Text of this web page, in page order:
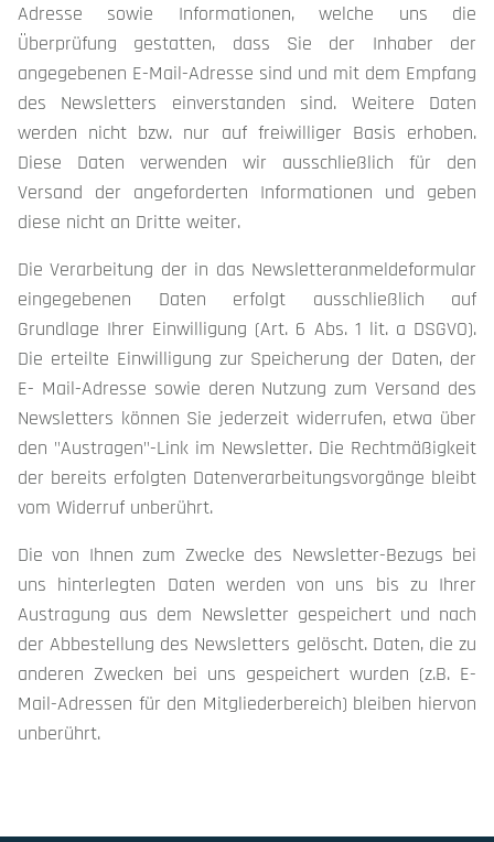
Adresse sowie Informationen, welche uns die
Überprüfung gestatten, dass Sie der Inhaber der
angegebenen E-Mail-Adresse sind und mit dem Empfang
des Newsletters einverstanden sind. Weitere Daten
werden nicht bzw. nur auf freiwilliger Basis erhoben.
Diese Daten verwenden wir ausschließlich für den
Versand der angeforderten Informationen und geben
diese nicht an Dritte weiter.
Die Verarbeitung der in das Newsletteranmeldeformular
eingegebenen Daten erfolgt ausschließlich auf
Grundlage Ihrer Einwilligung (Art. 6 Abs. 1 lit. a DSGVO).
Die erteilte Einwilligung zur Speicherung der Daten, der
E- Mail-Adresse sowie deren Nutzung zum Versand des
Newsletters können Sie jederzeit widerrufen, etwa über
den "Austragen"-Link im Newsletter. Die Rechtmäßigkeit
der bereits erfolgten Datenverarbeitungsvorgänge bleibt
vom Widerruf unberührt.
Die von Ihnen zum Zwecke des Newsletter-Bezugs bei
uns hinterlegten Daten werden von uns bis zu Ihrer
Austragung aus dem Newsletter gespeichert und nach
der Abbestellung des Newsletters gelöscht. Daten, die zu
anderen Zwecken bei uns gespeichert wurden (z.B. E-
Mail-Adressen für den Mitgliederbereich) bleiben hiervon
unberührt.